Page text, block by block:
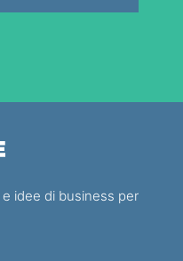
e idee di business per